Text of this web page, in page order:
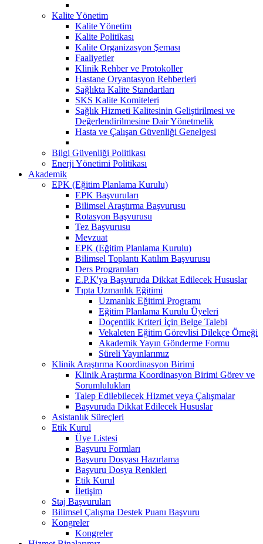
Kalite Yönetim
Kalite Yönetim
Kalite Politikası
Kalite Organizasyon Şeması
Faaliyetler
Klinik Rehber ve Protokoller
Hastane Oryantasyon Rehberleri
Sağlıkta Kalite Standartları
SKS Kalite Komiteleri
Sağlık Hizmeti Kalitesinin Geliştirilmesi ve
Değerlendirilmesine Dair Yönetmelik
Hasta ve Çalışan Güvenliği Genelgesi
Bilgi Güvenliği Politikası
Enerji Yönetimi Politikası
Akademik
EPK (Eğitim Planlama Kurulu)
EPK Başvuruları
Bilimsel Araştırma Başvurusu
Rotasyon Başvurusu
Tez Başvurusu
Mevzuat
EPK (Eğitim Planlama Kurulu)
Bilimsel Toplantı Katılım Başvurusu
Ders Programları
E.P.K'ya Başvuruda Dikkat Edilecek Hususlar
Tıpta Uzmanlık Eğitimi
Uzmanlık Eğitimi Programı
Eğitim Planlama Kurulu Üyeleri
Doçentlik Kriteri İçin Belge Talebi
Vekaleten Eğitim Görevlisi Dilekçe Örneği
Akademik Yayın Gönderme Formu
Süreli Yayınlarımız
Klinik Araştırma Koordinasyon Birimi
Klinik Araştırma Koordinasyon Birimi Görev ve
Sorumlulukları
Talep Edilebilecek Hizmet veya Çalışmalar
Başvuruda Dikkat Edilecek Hususlar
Asistanlık Süreçleri
Etik Kurul
Üye Listesi
Başvuru Formları
Başvuru Dosyası Hazırlama
Başvuru Dosya Renkleri
Etik Kurul
İletişim
Staj Başvuruları
Bilimsel Çalışma Destek Puanı Başvuru
Kongreler
Kongreler